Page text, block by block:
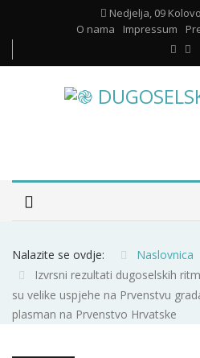
Nedjelja, 09
O nama
Impressum
Nalazite se ovdje: Naslovnica
Izvrsni rezultati dugoselskih
su velike uspjehe na Prvenstvu
plasman na Prvenstvo Hrvatske